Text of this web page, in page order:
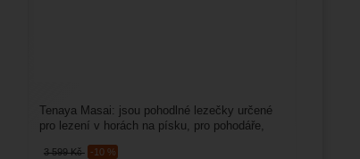
3 599Kč -10 %
Tenaya Masai: jsou pohodlné lezečky určené
pro lezení v horách na písku, pro pohodáře,